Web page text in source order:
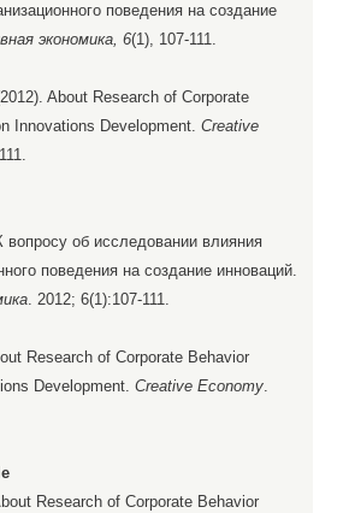
поведения на создание
экономика, 6(1), 107-111.
About Research of Corporate
Innovations Development. Creative
вопросу об исследовании влияния
поведения на создание инноваций.
. 2012; 6(1):107-111.
Research of Corporate Behavior
Development. Creative Economy.
Research of Corporate Behavior